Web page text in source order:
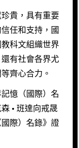
貴，具有重要
任和支持，國
科文組織世界
有社會各界尤
齊心合力。
憶（國際）名
· 班達向戒晟
際）名錄》證